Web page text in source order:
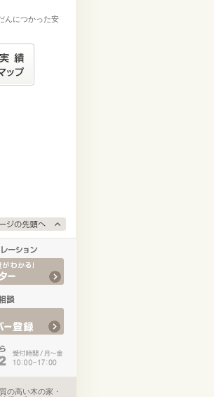
んにつかった安
の高い木の家・